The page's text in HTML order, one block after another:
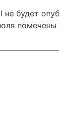
будет
помечены